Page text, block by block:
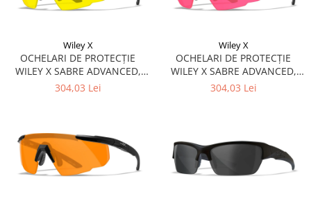
Toc Sprey cu Piper
Compatibile cu lanternă
Delta
Evo Active
Evo Pasive
Wiley X
OCHELARI DE PROTECȚIE
WILEY X SABRE ADVANCED,
GALBENI
304,03 Lei
Wiley X
OCHELARI DE PROTECȚIE
WILEY X SABRE ADVANCED,
ROȘU-PORTOCALIU
304,03 Lei